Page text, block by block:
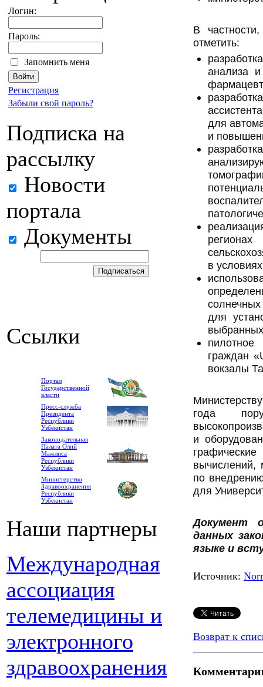
Логин:
Пароль:
Запомнить меня
Регистрация
Забыли свой пароль?
Подписка на
рассылку
Новости
портала
Документы
Ссылки
Портал
Государственной
власти
Пресс-служба
Президента
Республики
Узбекистан
Законодательная
Палата Олий
Мажлиса
Республики
Узбекистан
Министерство
Здравоохранения
Республики
Узбекистан
Наши партнеры
Международная
ассоциация
телемедицины и
электронного
здравоохранения
В
отметить:
анализа и
для
и
в
для
граждан
вокзалы
года
и
вычислений,
по
для
Документ
данных
языке и
Источник:
Возврат к